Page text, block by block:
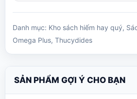
Danh mục: Kho sách hiếm hay quý,
Omega Plus, Thucydides
SẢN PHẨM GỢI Ý CHO BẠN